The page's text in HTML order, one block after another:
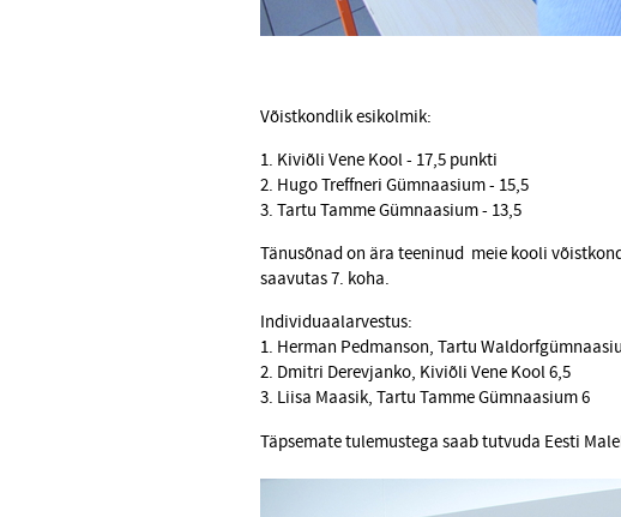
Võistkondlik esikolmik:
1. Kiviõli Vene Kool - 17,5 punkti
2. Hugo Treffneri Gümnaasium - 15,5
3. Tartu Tamme Gümnaasium - 13,5
Tänusõnad on ära teeninud meie kooli
saavutas 7. koha.
Individuaalarvestus:
1. Herman Pedmanson, Tartu
2. Dmitri Derevjanko, Kiviõli Vene Kool 6,5
3. Liisa Maasik, Tartu Tamme Gümnaasium 6
Täpsemate tulemustega saab tutvuda Eesti